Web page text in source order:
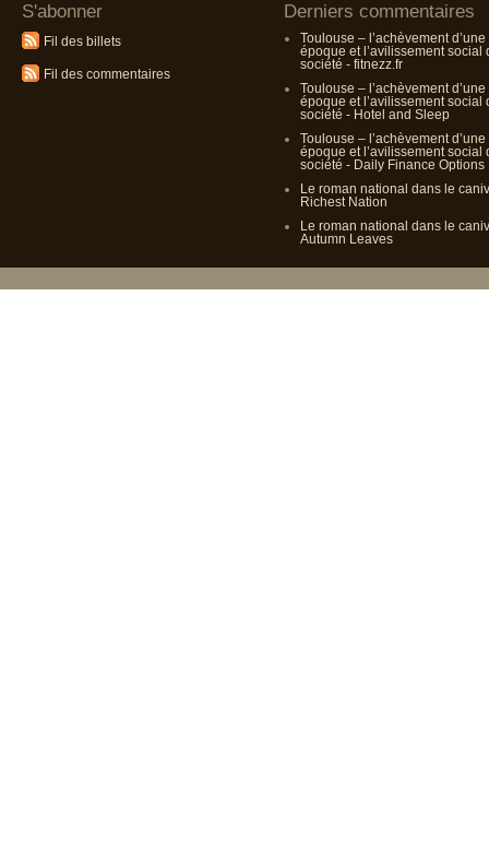
S'abonner
Fil des billets
Fil des commentaires
Derniers commentaires
Toulouse – l’achèvement d’une
époque et l’avilissement social
société - fitnezz.fr
Toulouse – l’achèvement d’une
époque et l’avilissement social
société - Hotel and Sleep
Toulouse – l’achèvement d’une
époque et l’avilissement social
société - Daily Finance Options
Le roman national dans le
Richest Nation
Le roman national dans le
Autumn Leaves